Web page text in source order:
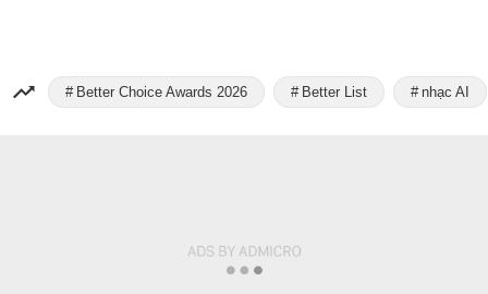
Better Choice Awards 2026 Better List nhạc AI